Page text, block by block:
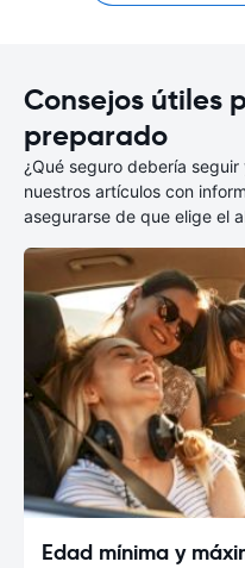
Consejos útiles
preparado
¿Qué seguro debería
nuestros artículos con
asegurarse de que elige el
Edad mínima y